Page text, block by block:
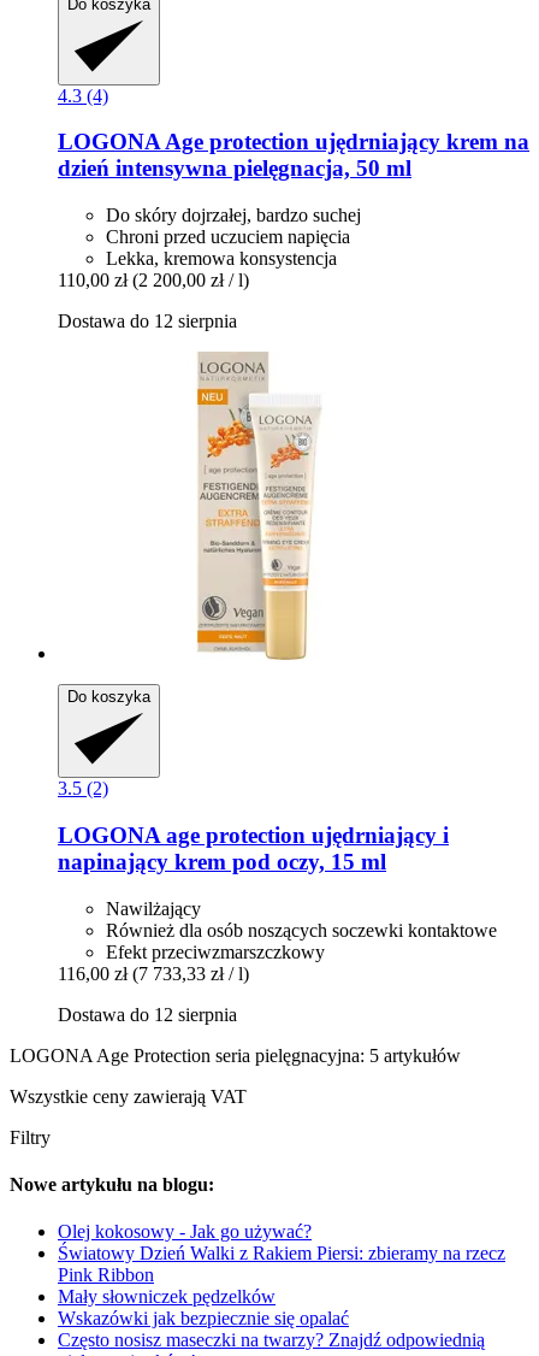
Do koszyka
4.3 (4)
LOGONAAge protection ujędrniający krem na
dzień intensywna pielęgnacja, 50 ml
Do skóry dojrzałej, bardzo suchej
Chroni przed uczuciem napięcia
Lekka, kremowa konsystencja
110,00 zł (2 200,00 zł / l)
Dostawa do 12 sierpnia
Do koszyka
3.5 (2)
LOGONA age protection ujędrniający i
napinający krem pod oczy, 15 ml
Nawilżający
Również dla osób noszących soczewki kontaktowe
Efekt przeciwzmarszczkowy
116,00 zł (7 733,33 zł / l)
Dostawa do 12 sierpnia
LOGONA Age Protection seria pielęgnacyjna: 5 artykułów
Wszystkie ceny zawierają VAT
Filtry
Nowe artykułu na blogu:
Olej kokosowy - Jak go używać?
Światowy Dzień Walki z Rakiem Piersi: zbieramy na rzecz
Pink Ribbon
Mały słowniczek pędzelków
Wskazówki jak bezpiecznie się opalać
Często nosisz maseczki na twarzy? Znajdź odpowiednią